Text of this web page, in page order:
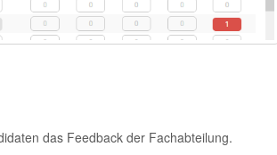
das Feedback der Fachabteilung.